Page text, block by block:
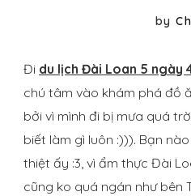
by
Đi du lịch Đài Loan 5 ngày
chú tâm vào khám phá đồ
bởi vì mình đi bị mưa quá
biết làm gì luôn :))). Bạn
thiệt ấy :3, vì ẩm thực Đài
cũng ko quá ngán như bên